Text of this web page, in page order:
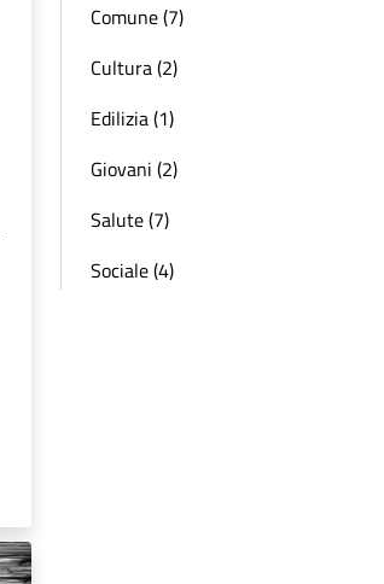
Comune (7)
Cultura (2)
Edilizia (1)
Giovani (2)
Salute (7)
Sociale (4)